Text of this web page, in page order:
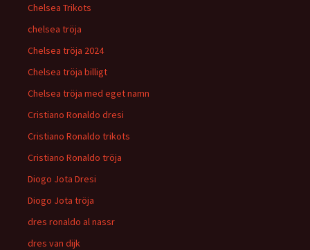
Chelsea Trikots
chelsea tröja
Chelsea tröja 2024
Chelsea tröja billigt
Chelsea tröja med eget namn
Cristiano Ronaldo dresi
Cristiano Ronaldo trikots
Cristiano Ronaldo tröja
Diogo Jota Dresi
Diogo Jota tröja
dres ronaldo al nassr
dres van dijk